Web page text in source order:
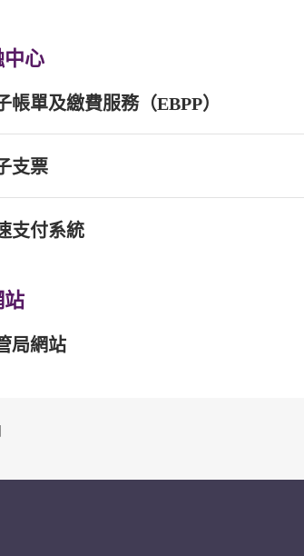
中心
帳單及繳費服務（EBPP）
支票
支付系統
站
局網站